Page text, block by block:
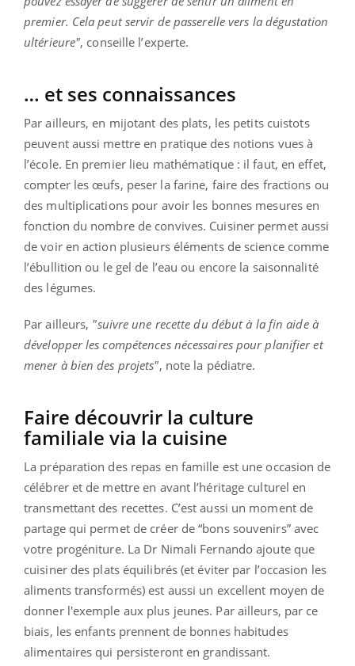
premier. Cela peut servir de passerelle vers la dégustation
ultérieure", conseille l’experte.
… et ses connaissances
Par ailleurs, en mijotant des plats, les petits cuistots
peuvent aussi mettre en pratique des notions vues à
l’école. En premier lieu mathématique : il faut, en effet,
compter les œufs, peser la farine, faire des fractions ou
des multiplications pour avoir les bonnes mesures en
fonction du nombre de convives. Cuisiner permet aussi
de voir en action plusieurs éléments de science comme
l’ébullition ou le gel de l’eau ou encore la saisonnalité
des légumes.
Par ailleurs, "suivre une recette du début à la fin aide à
développer les compétences nécessaires pour planifier et
mener à bien des projets", note la pédiatre.
Faire découvrir la culture
familiale via la cuisine
La préparation des repas en famille est une occasion de
célébrer et de mettre en avant l’héritage culturel en
transmettant des recettes. C’est aussi un moment de
partage qui permet de créer de “bons souvenirs” avec
votre progéniture. La Dr Nimali Fernando ajoute que
cuisiner des plats équilibrés (et éviter par l’occasion les
aliments transformés) est aussi un excellent moyen de
donner l'exemple aux plus jeunes. Par ailleurs, par ce
biais, les enfants prennent de bonnes habitudes
alimentaires qui persisteront en grandissant.